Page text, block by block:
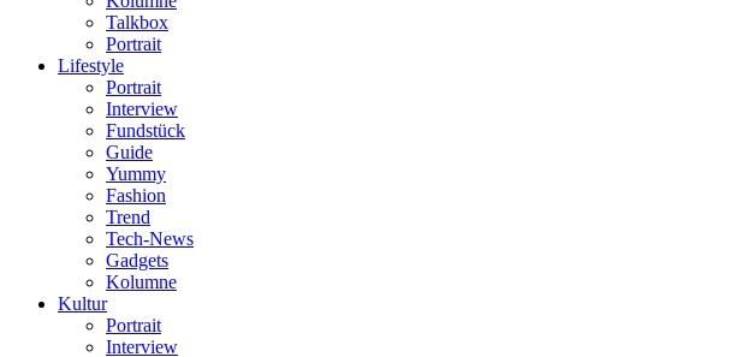
Talkbox
Portrait
Lifestyle
Portrait
Interview
Fundstück
Guide
Yummy
Fashion
Trend
Tech-News
Gadgets
Kolumne
Kultur
Portrait
Interview